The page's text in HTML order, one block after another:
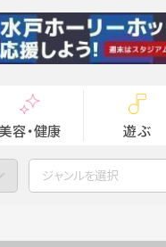
容・健康 遊ぶ
ジャンルを選択